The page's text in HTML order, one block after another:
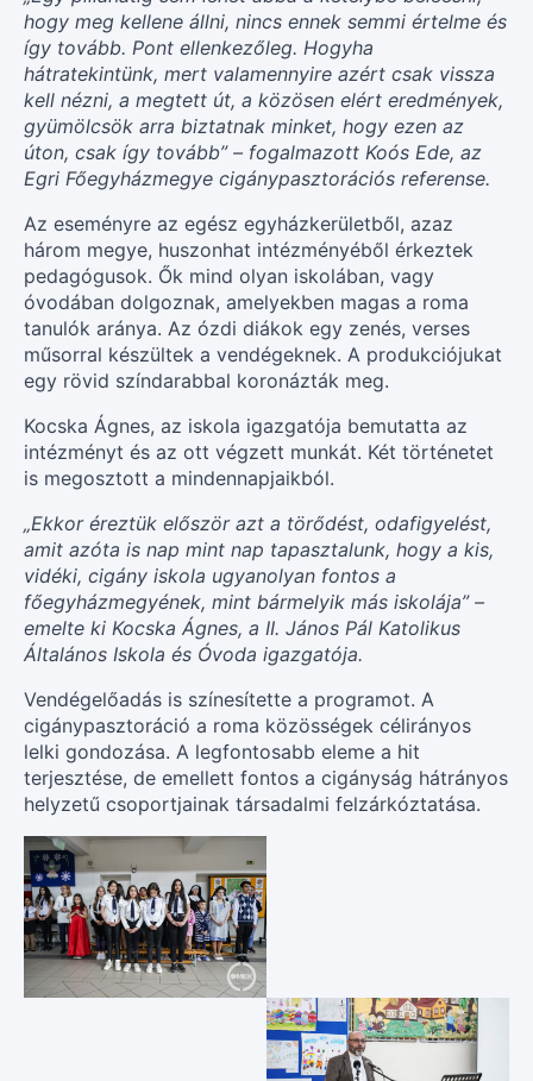
hogy meg kellene állni, nincs ennek semmi értelme és
így tovább. Pont ellenkezőleg. Hogyha
hátratekintünk, mert valamennyire azért csak vissza
kell nézni, a megtett út, a közösen elért eredmények,
gyümölcsök arra biztatnak minket, hogy ezen az
úton, csak így tovább” – fogalmazott Koós Ede, az
Egri Főegyházmegye cigánypasztorációs referense.
Az eseményre az egész egyházkerületből, azaz
három megye, huszonhat intézményéből érkeztek
pedagógusok. Ők mind olyan iskolában, vagy
óvodában dolgoznak, amelyekben magas a roma
tanulók aránya. Az ózdi diákok egy zenés, verses
műsorral készültek a vendégeknek. A produkciójukat
egy rövid színdarabbal koronázták meg.
Kocska Ágnes, az iskola igazgatója bemutatta az
intézményt és az ott végzett munkát. Két történetet
is megosztott a mindennapjaikból.
„Ekkor éreztük először azt a törődést, odafigyelést,
amit azóta is nap mint nap tapasztalunk, hogy a kis,
vidéki, cigány iskola ugyanolyan fontos a
főegyházmegyének, mint bármelyik más iskolája” –
emelte ki Kocska Ágnes, a II. János Pál Katolikus
Általános Iskola és Óvoda igazgatója.
Vendégelőadás is színesítette a programot. A
cigánypasztoráció a roma közösségek célirányos
lelki gondozása. A legfontosabb eleme a hit
terjesztése, de emellett fontos a cigányság hátrányos
helyzetű csoportjainak társadalmi felzárkóztatása.